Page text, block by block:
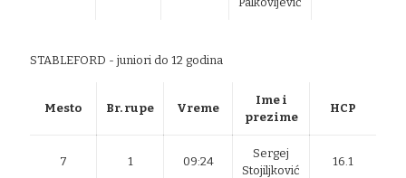
STABLEFORD - juniori do 12 godina
Mesto Br. rupe Vreme
Ime i
prezime
HCP
7 1 09:24
Sergej
Stojiljković
16.1